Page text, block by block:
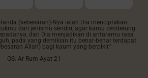
(kebesaran)-Nya ialah Dia menciptakan
dari jenismu sendiri, agar kamu cenderung
dan Dia menjadikan di antaramu rasa
pada yang demikian itu benar-benar terdapat
Allah) bagi kaum yang berpikir."
QS. Ar-Rum Ayat 21